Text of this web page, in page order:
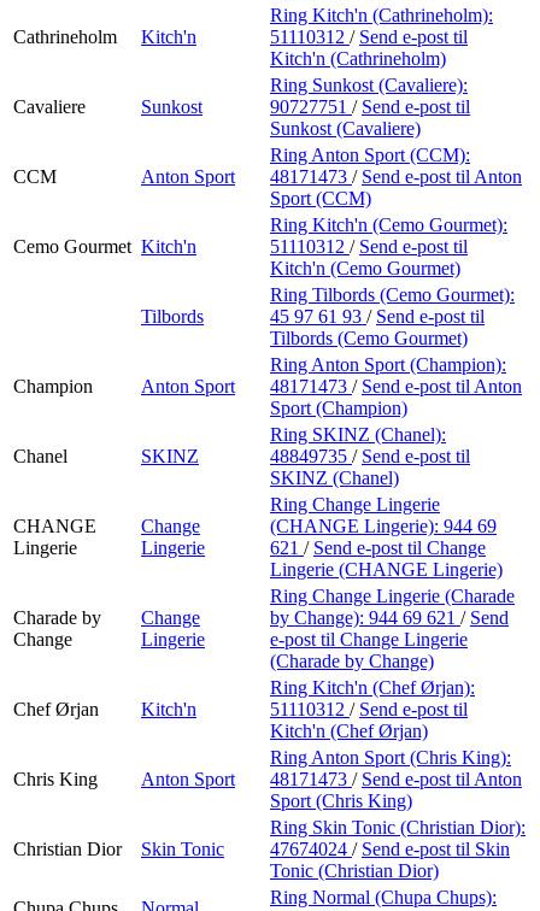
Cathrineholm Kitch'n
Ring Kitch'n (Cathrineholm):
51110312 / Send e-post til
Kitch'n (Cathrineholm)
Cavaliere Sunkost
Ring Sunkost (Cavaliere):
90727751 / Send e-post til
Sunkost (Cavaliere)
CCM Anton Sport
Ring Anton Sport (CCM):
48171473 / Send e-post til Anton
Sport (CCM)
Cemo Gourmet Kitch'n
Ring Kitch'n (Cemo Gourmet):
51110312 / Send e-post til
Kitch'n (Cemo Gourmet)
Tilbords
Ring Tilbords (Cemo Gourmet):
45 97 61 93 / Send e-post til
Tilbords (Cemo Gourmet)
Champion Anton Sport
Ring Anton Sport (Champion):
48171473 / Send e-post til Anton
Sport (Champion)
Chanel SKINZ
Ring SKINZ (Chanel):
48849735 / Send e-post til
SKINZ (Chanel)
CHANGE
Lingerie
Change
Lingerie
Ring Change Lingerie
(CHANGE Lingerie): 944 69
621 / Send e-post til Change
Lingerie (CHANGE Lingerie)
Charade by
Change
Change
Lingerie
Ring Change Lingerie (Charade
by Change): 944 69 621 / Send
e-post til Change Lingerie
(Charade by Change)
Chef Ørjan Kitch'n
Ring Kitch'n (Chef Ørjan):
51110312 / Send e-post til
Kitch'n (Chef Ørjan)
Chris King Anton Sport
Ring Anton Sport (Chris King):
48171473 / Send e-post til Anton
Sport (Chris King)
Christian Dior Skin Tonic
Ring Skin Tonic (Christian Dior):
47674024 / Send e-post til Skin
Tonic (Christian Dior)
Ring Normal (Chupa Chups):